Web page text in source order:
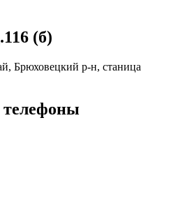
(б)
Брюховецкий р-н, станица
телефоны